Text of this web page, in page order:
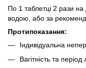
По 1 таблетці 2 рази
водою, або за
Протипоказання:
Індивідуальна
Вагітність та період